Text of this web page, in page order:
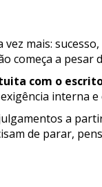
vez mais:
começa a pesar
com o
interna
a
de parar,